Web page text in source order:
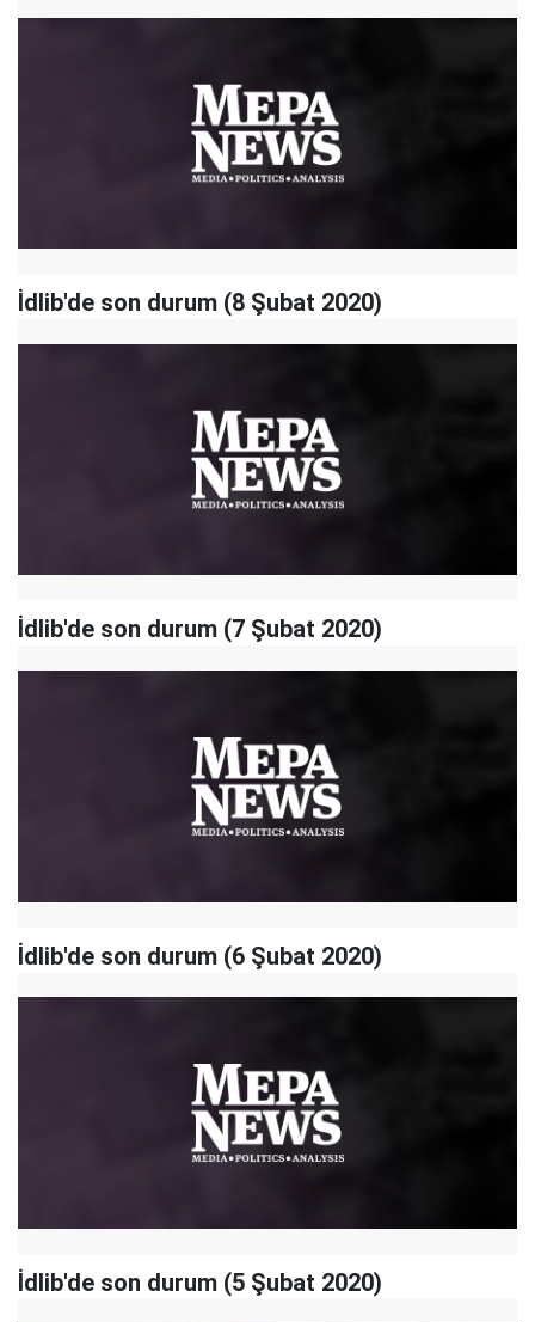
İdlib'de son durum (8 Şubat 2020)
İdlib'de son durum (7 Şubat 2020)
İdlib'de son durum (6 Şubat 2020)
İdlib'de son durum (5 Şubat 2020)